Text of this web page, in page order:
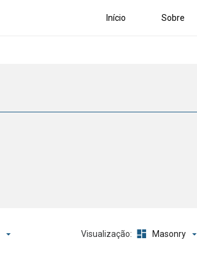
Início Sobre
Visualização: Masonry